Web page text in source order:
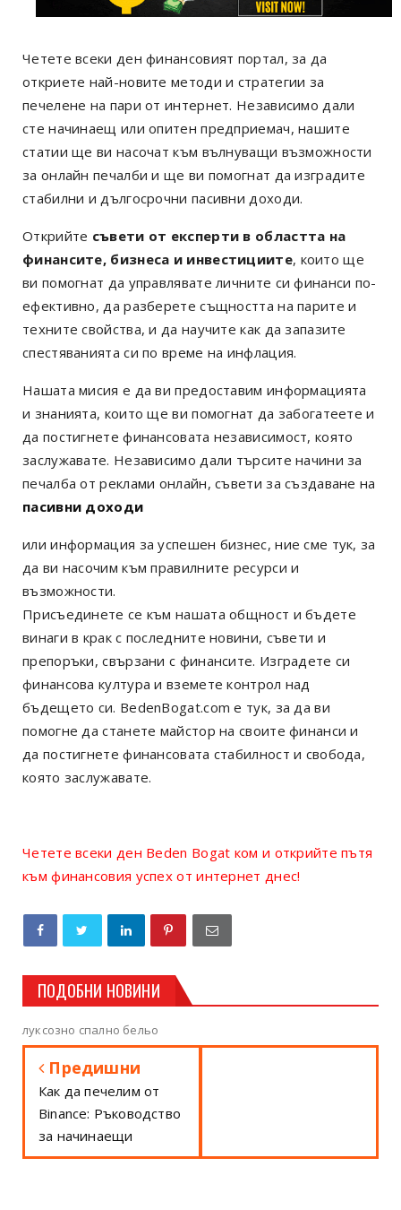
Четете всеки ден финансовият портал, за да
откриете най-новите методи и стратегии за
печелене на пари от интернет. Независимо дали
сте начинаещ или опитен предприемач, нашите
статии ще ви насочат към вълнуващи възможности
за онлайн печалби и ще ви помогнат да изградите
стабилни и дългосрочни пасивни доходи.
Открийте съвети от експерти в областта на
финансите, бизнеса и инвестициите, които ще
ви помогнат да управлявате личните си финанси по-
ефективно, да разберете същността на парите и
техните свойства, и да научите как да запазите
спестяванията си по време на инфлация.
Нашата мисия е да ви предоставим информацията
и знанията, които ще ви помогнат да забогатеете и
да постигнете финансовата независимост, която
заслужавате. Независимо дали търсите начини за
печалба от реклами онлайн, съвети за създаване на
пасивни доходи
или информация за успешен бизнес, ние сме тук, за
да ви насочим към правилните ресурси и
възможности.
Присъединете се към нашата общност и бъдете
винаги в крак с последните новини, съвети и
препоръки, свързани с финансите. Изградете си
финансова култура и вземете контрол над
бъдещето си. BedenBogat.com е тук, за да ви
помогне да станете майстор на своите финанси и
да постигнете финансовата стабилност и свобода,
която заслужавате.
Четете всеки ден Beden Bogat ком и открийте пътя
към финансовия успех от интернет днес!
ПОДОБНИ НОВИНИ
луксозно спално бельо
Предишни
Как да печелим от
Binance: Ръководство
за начинаещи